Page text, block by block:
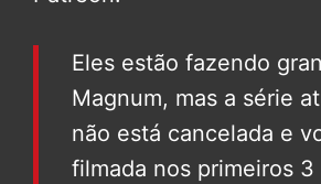
Eles estão fazendo
Magnum, mas a série
não está cancelada e
filmada nos primeiros 3